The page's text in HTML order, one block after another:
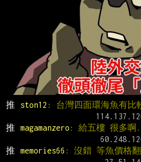
推 ston12 : 台灣四面環海魚有比
推
magamanzero : 給五樓 很多
推
memories66 : 沒錯 等魚價格